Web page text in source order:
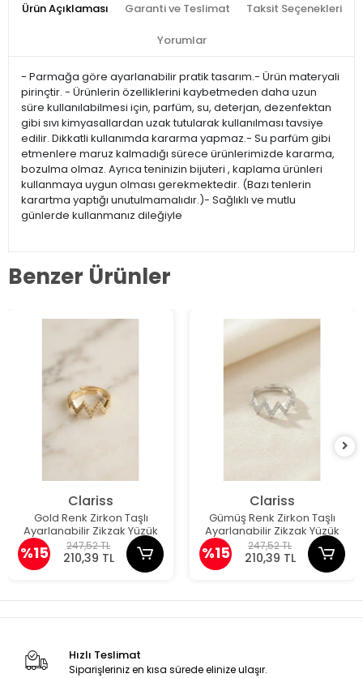
Ürün Açıklaması Garanti ve Teslimat Taksit Seçenekleri
Yorumlar
- Parmağa göre ayarlanabilir pratik tasarım.- Ürün materyali
pirinçtir. - Ürünlerin özelliklerini kaybetmeden daha uzun
süre kullanılabilmesi için, parfüm, su, deterjan, dezenfektan
gibi sıvı kimyasallardan uzak tutularak kullanılması tavsiye
edilir. Dikkatli kullanımda kararma yapmaz.- Su parfüm gibi
etmenlere maruz kalmadığı sürece ürünlerimizde kararma,
bozulma olmaz. Ayrıca teninizin bijuteri , kaplama ürünleri
kullanmaya uygun olması gerekmektedir. (Bazı tenlerin
karartma yaptığı unutulmamalıdır.)- Sağlıklı ve mutlu
günlerde kullanmanız dileğiyle
Benzer Ürünler
Clariss
Gold Renk Zirkon Taşlı
Ayarlanabilir Zikzak Yüzük
%15 247,52 TL
210,39 TL
Clariss
Gümüş Renk Zirkon Taşlı
Ayarlanabilir Zikzak Yüzük
%15 247,52 TL
210,39 TL
Hızlı Teslimat
Siparişleriniz en kısa sürede elinize ulaşır.